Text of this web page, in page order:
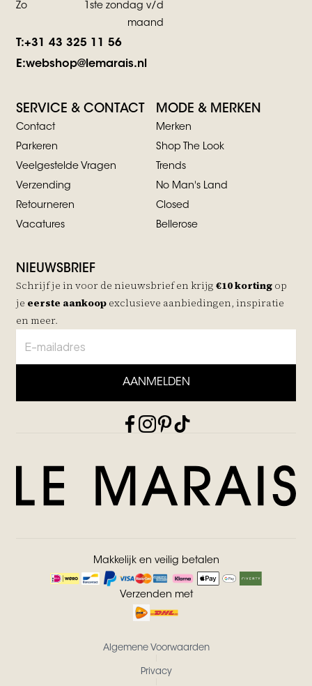
Zo
1ste zondag v/d
maand
T:+31 43 325 11 56
E:webshop@lemarais.nl
SERVICE & CONTACT
Contact
Parkeren
Veelgestelde Vragen
Verzending
Retourneren
Vacatures
MODE & MERKEN
Merken
Shop The Look
Trends
No Man's Land
Closed
Bellerose
NIEUWSBRIEF
Schrijf je in voor de nieuwsbrief en krijg €10 korting op
je eerste aankoop exclusieve aanbiedingen, inspiratie
en meer.
AANMELDEN
Makkelijk en veilig betalen
Verzenden met
Algemene Voorwaarden
Privacy